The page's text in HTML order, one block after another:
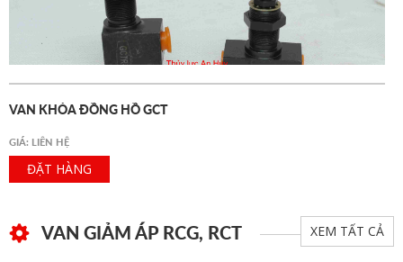
VAN KHÓA ĐỒNG HỒ GCT
GIÁ: LIÊN HỆ
ĐẶT HÀNG
VAN GIẢM ÁP RCG, RCT XEM TẤT CẢ